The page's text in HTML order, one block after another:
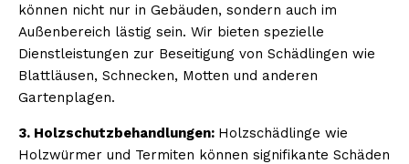
können nicht nur in Gebäuden, sondern auch im
Außenbereich lästig sein. Wir bieten spezielle
Dienstleistungen zur Beseitigung von Schädlingen wie
Blattläusen, Schnecken, Motten und anderen
Gartenplagen.
3. Holzschutzbehandlungen: Holzschädlinge wie
Holzwürmer und Termiten können signifikante Schäden